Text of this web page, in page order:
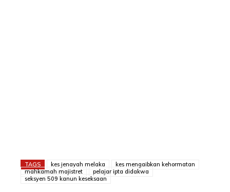
TAGS kes jenayah melaka
kes mengaibkan kehormatan
mahkamah majistret
pelajar ipta didakwa
seksyen 509 kanun keseksaan